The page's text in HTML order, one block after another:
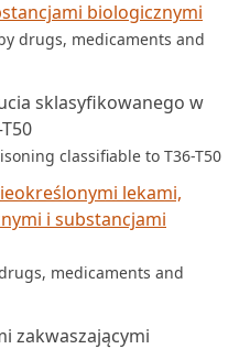
biologicznymi
drugs, medicaments and
sklasyfikowanego w
classifiable to T36-T50
lekami,
i substancjami
medicaments and
zakwaszającymi